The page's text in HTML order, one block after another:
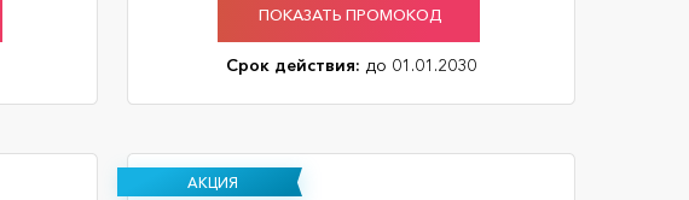
ПОКАЗАТЬ ПРОМОКОД
Срок действия: до 01.01.2030
АКЦИЯ